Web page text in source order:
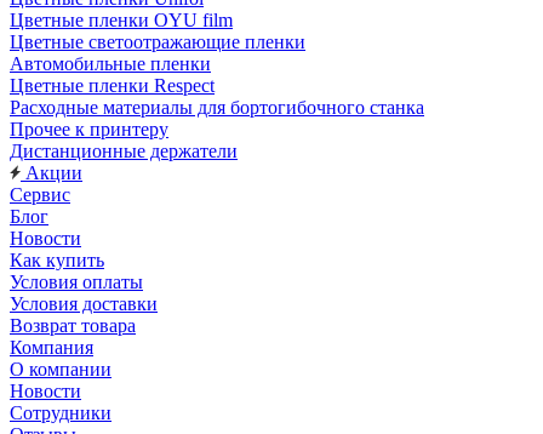
Цветные пленки OYU film
Цветные светоотражающие пленки
Автомобильные пленки
Цветные пленки Respect
Расходные материалы для бортогибочного станка
Прочее к принтеру
Дистанционные держатели
Акции
Сервис
Блог
Новости
Как купить
Условия оплаты
Условия доставки
Возврат товара
Компания
О компании
Новости
Сотрудники